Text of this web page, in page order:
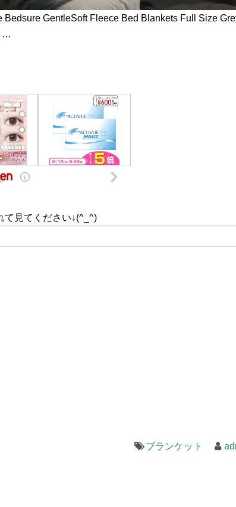
Bedsure GentleSoft Fleece Bed Blankets Full Size
…
て見てください↓(^_^)
ブランケット